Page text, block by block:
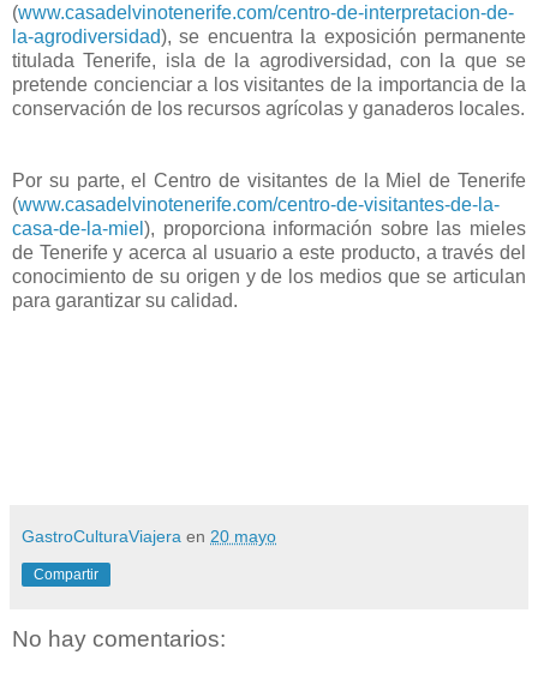
(www.casadelvinotenerife.com/centro-de-interpretacion-de-
la-agrodiversidad), se encuentra la exposición permanente
titulada Tenerife, isla de la agrodiversidad, con la que se
pretende concienciar a los visitantes de la importancia de la
conservación de los recursos agrícolas y ganaderos locales.
Por su parte, el Centro de visitantes de la Miel de Tenerife
(www.casadelvinotenerife.com/centro-de-visitantes-de-la-
casa-de-la-miel ), proporciona información sobre las mieles
de Tenerife y acerca al usuario a este producto, a través del
conocimiento de su origen y de los medios que se articulan
para garantizar su calidad.
GastroCulturaViajera en 20 mayo
Compartir
No hay comentarios: